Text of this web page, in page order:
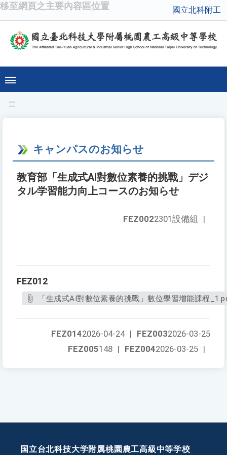
移至網頁之主要內容區位置 國立北科附工
:::
キャンパスのお知らせ
教育部「生成式AI對數位素養的挑戰」デジ
タル学習能力向上コースのお知らせ
FEZ0022301設備組 |
FEZ012
「生成式AI對數位素養的挑戰」數位學習增能課程
FEZ0032026-03-25
FEZ0142026-04-24 |
FEZ0042026-03-25 |
FEZ005148 |
国立台北科技大学附属桃園農工高級中等学校